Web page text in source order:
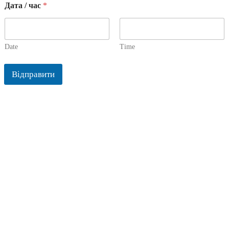
Дата / час *
Date Time
Відправити